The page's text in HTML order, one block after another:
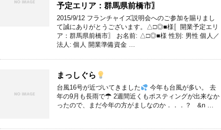
予定エリア：群馬県前橋市〗
2015/9/12 フランチャイズ説明会へのご参加を賜りまし
て誠にありがとうございます。△□◎■様〚開業予定エリ
ア：群馬県前橋市〗 お名前: △□◎■様 性別: 男性 個人／
法人: 個人 開業準備資金 …
まっしぐら
台風16号が近づいてきました
今年も台風が多い。 去
年の9月も長雨で☂ 2週間近くもポスティングが出来なか
ったので、まだ今年の方がましなのか．．．？ &n …